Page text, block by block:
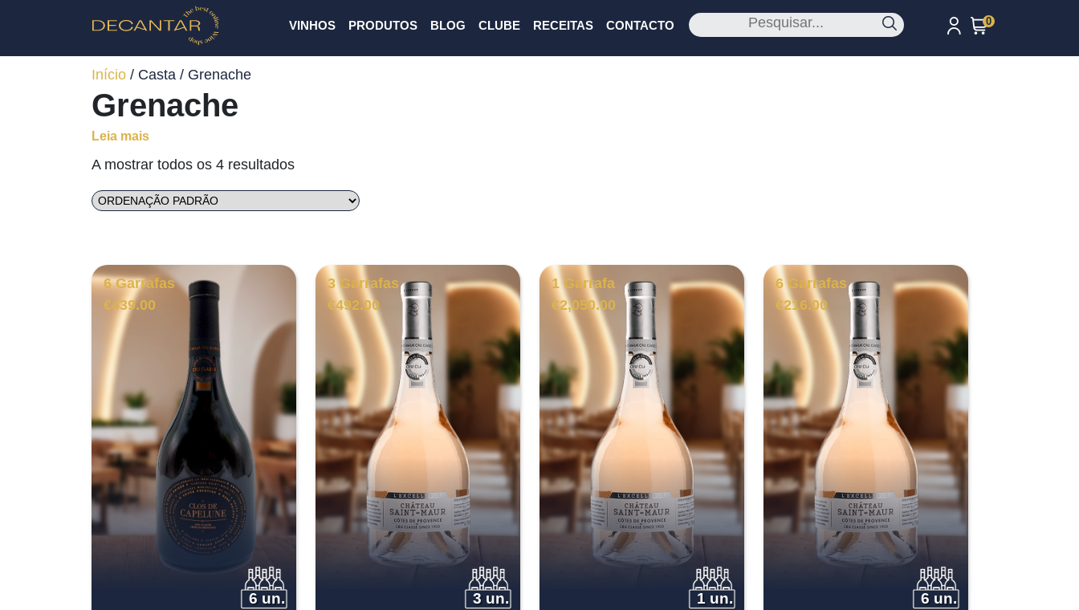
VINHOS PRODUTOS BLOG CLUBE RECEITAS CONTACTO 0
Início / Casta / Grenache
Grenache
Leia mais
A mostrar todos os 4 resultados
6 Garrafas
€439.00
6 un.
3 Garrafas
€492.00
3 un.
1 Garrafa
€2,050.00
1 un.
6 Garrafas
€216.00
6 un.